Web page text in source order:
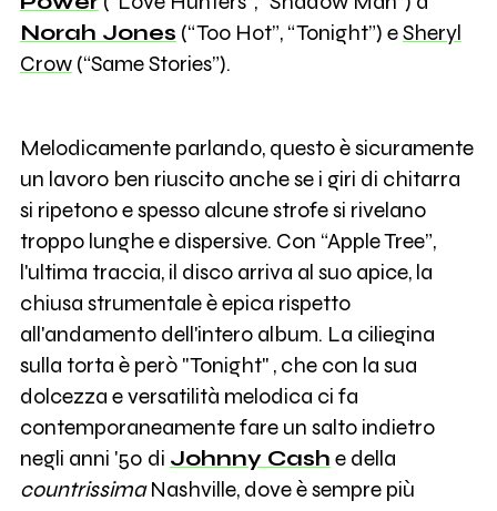
Norah Jones (“Too Hot”, “Tonight”) eSheryl
Crow(“Same Stories”).
Melodicamente parlando, questo è sicuramente
un lavoro ben riuscito anche se i giri di chitarra
si ripetono e spesso alcune strofe si rivelano
troppo lunghe e dispersive. Con “Apple Tree”,
l'ultima traccia, il disco arriva al suo apice, la
chiusa strumentale è epica rispetto
all'andamento dell'intero album. La ciliegina
sulla torta è però "Tonight" , che con la sua
dolcezza e versatilità melodica ci fa
contemporaneamente fare un salto indietro
negli anni '50 di Johnny Cash e della
countrissimaNashville, dove è sempre più